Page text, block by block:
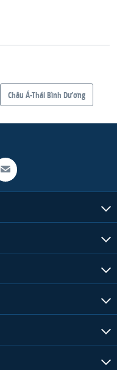
Châu Á-Thái Bình Dương